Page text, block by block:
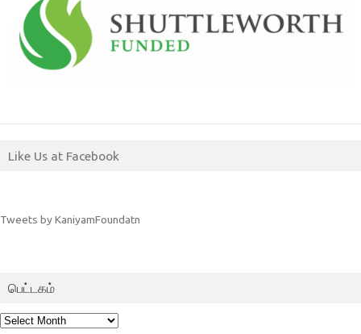
Like Us at Facebook
Tweets by KaniyamFoundatn
பெட்டகம்
பெட்டகம்